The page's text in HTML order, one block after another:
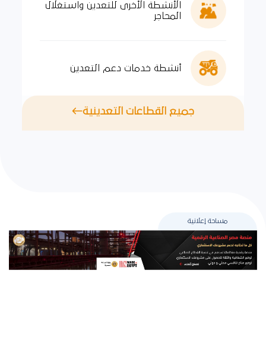
الأنشطة الأخرى للتعدين واستغلال
المحاجر
أنشطة خدمات دعم التعدين
جميع القطاعات التعدينية
مساحة إعلانية